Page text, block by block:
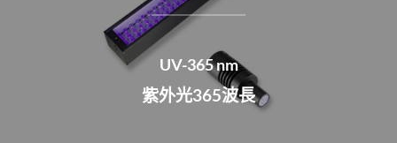
UV-365 nm
紫外光365波長